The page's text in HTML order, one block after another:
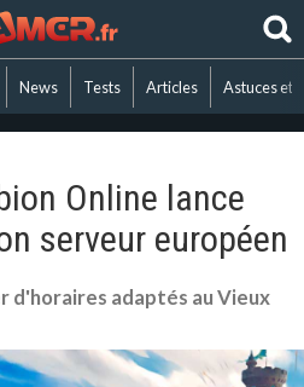
News Tests Articles Astuces et
Online lance
serveur européen
d'horaires adaptés au Vieux